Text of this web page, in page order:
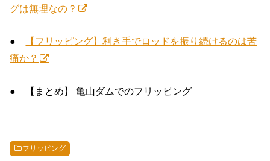
グは無理なの？
●
【フリッピング】利き手でロッドを振り続けるのは苦
痛か？
● 【まとめ】 亀山ダムでのフリッピング
フリッピング